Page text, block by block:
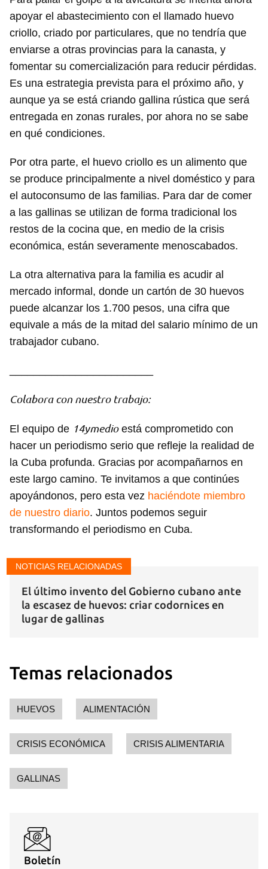
Guardar como favorito
Para poder guardar como favorito, primero has de
iniciar sesión con tu cuenta de 14ymedio.
INICIAR SESIÓN CANCELAR
apoyar el abastecimiento con el llamado huevo
criollo, criado por particulares, que no tendría que
enviarse a otras provincias para la canasta, y
fomentar su comercialización para reducir pérdidas.
Es una estrategia prevista para el próximo año, y
aunque ya se está criando gallina rústica que será
entregada en zonas rurales, por ahora no se sabe
en qué condiciones.
Por otra parte, el huevo criollo es un alimento que
se produce principalmente a nivel doméstico y para
el autoconsumo de las familias. Para dar de comer
a las gallinas se utilizan de forma tradicional los
restos de la cocina que, en medio de la crisis
económica, están severamente menoscabados.
La otra alternativa para la familia es acudir al
mercado informal, donde un cartón de 30 huevos
puede alcanzar los 1.700 pesos, una cifra que
equivale a más de la mitad del salario mínimo de un
trabajador cubano.
Colabora con nuestro trabajo:
El equipo de 14ymedioestá comprometido con
hacer un periodismo serio que refleje la realidad de
la Cuba profunda. Gracias por acompañarnos en
este largo camino. Te invitamos a que continúes
apoyándonos, pero esta vez haciéndote miembro
de nuestro diario. Juntos podemos seguir
transformando el periodismo en Cuba.
NOTICIAS RELACIONADAS
El último invento del Gobierno cubano ante
la escasez de huevos: criar codornices en
lugar de gallinas
Temas relacionados
HUEVOS ALIMENTACIÓN
CRISIS ECONÓMICA CRISIS ALIMENTARIA
GALLINAS
Boletín